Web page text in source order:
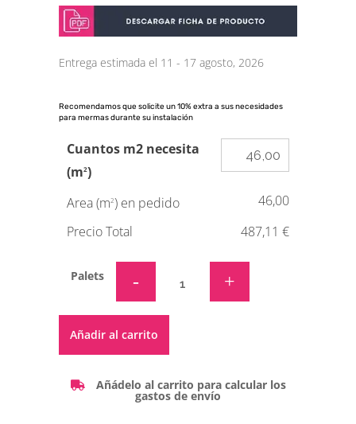
Entrega estimada el 11 - 17 agosto, 2026
Recomendamos que solicite un 10% extra a sus necesidades
para mermas durante su instalación
Cuantos m2 necesita
(m2)
Area (m2) en pedido
46,00
Precio Total
487,11 €
Palets
Añadir al carrito
Añádelo al carrito para calcular los
gastos de envío